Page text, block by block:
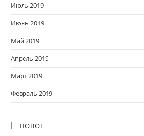
Июль 2019
Июнь 2019
Май 2019
Апрель 2019
Март 2019
Февраль 2019
НОВОЕ